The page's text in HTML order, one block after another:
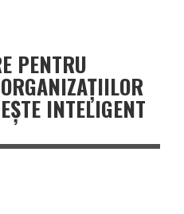
PENTRU
INTELIGENT